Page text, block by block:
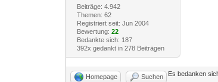
Beiträge: 4.942
Themen: 62
Registriert seit: Jun 2004
Bewertung: 22
Bedankte sich: 187
392x gedankt in 278 Beiträgen
Homepage Suchen Es bedanken